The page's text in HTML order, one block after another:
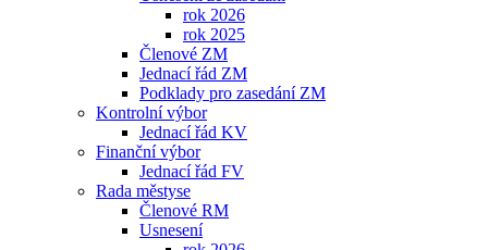
rok 2026
rok 2025
Členové ZM
Jednací řád ZM
Podklady pro zasedání ZM
Kontrolní výbor
Jednací řád KV
Finanční výbor
Jednací řád FV
Rada městyse
Členové RM
Usnesení